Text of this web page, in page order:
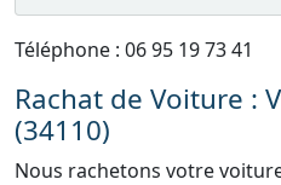
Téléphone : 06 95 19 73 41
Rachat de Voiture :
(34110)
Nous rachetons votre